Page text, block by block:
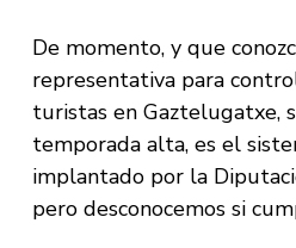
De momento, y que
representativa para
turistas en Gaztelugatxe,
temporada alta, es el
implantado por la
pero desconocemos si